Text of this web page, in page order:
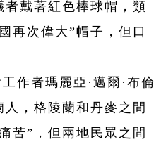
戴著紅色棒球帽，類
再次偉大”帽子，但口
作者瑪麗亞·邁爾·布倫
，格陵蘭和丹麥之間
苦”，但兩地民眾之間